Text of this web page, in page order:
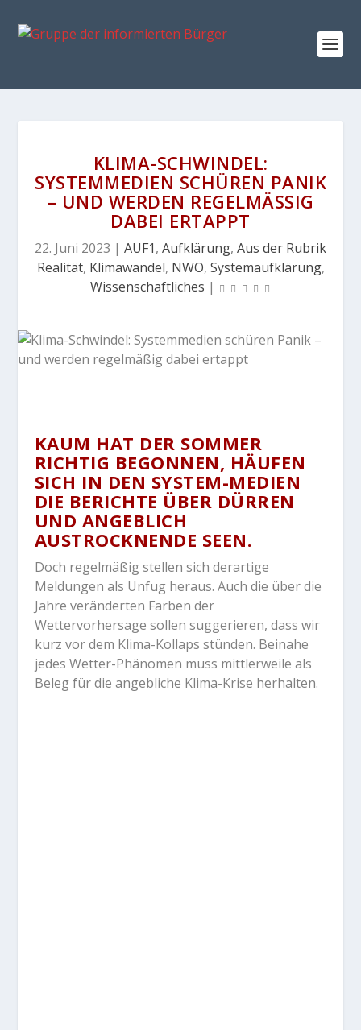
KLIMA-SCHWINDEL:
SYSTEMMEDIEN SCHÜREN PANIK
– UND WERDEN REGELMÄSSIG D
ABEI ERTAPPT
22. Juni 2023 | AUF1, Aufklärung, Aus der Rubrik
Realität, Klimawandel, NWO, Systemaufklärung,
Wissenschaftliches |
KAUM HAT DER SOMMER
RICHTIG BEGONNEN, HÄUFEN
SICH IN DEN SYSTEM-MEDIEN
DIE BERICHTE ÜBER DÜRREN
UND ANGEBLICH
AUSTROCKNENDE SEEN.
Doch regelmäßig stellen sich derartige
Meldungen als Unfug heraus. Auch die über die
Jahre veränderten Farben der
Wettervorhersage sollen suggerieren, dass wir
kurz vor dem Klima-Kollaps stünden. Beinahe
jedes Wetter-Phänomen muss mittlerweile als
Beleg für die angebliche Klima-Krise herhalten.